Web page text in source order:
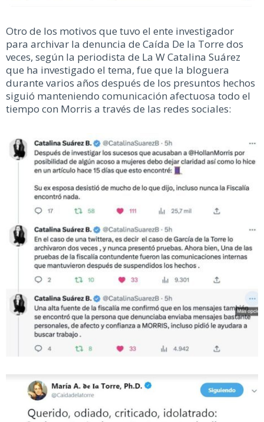
Otro de los motivos que tuvo el ente investigador
para archivar la denuncia de Caída De la Torre dos
veces, según la periodista de La W Catalina Suárez
que ha investigado el tema, fue que la bloguera
durante varios años después de los presuntos hechos
siguió manteniendo comunicación afectuosa todo el
tiempo con Morris a través de las redes sociales: